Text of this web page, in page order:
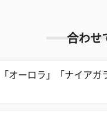
合わせ
「オーロラ」「ナイア